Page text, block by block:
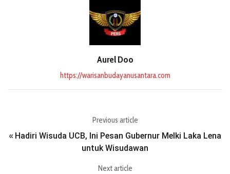
Aurel Doo
https://warisanbudayanusantara.com
Previous article
« Hadiri Wisuda UCB, Ini Pesan Gubernur Melki Laka Lena
untuk Wisudawan
Next article